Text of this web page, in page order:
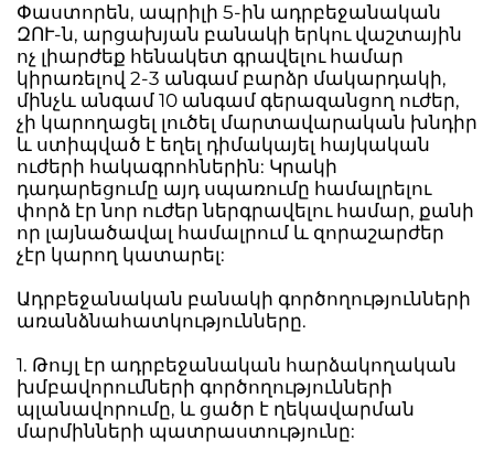
Փաստորեն, ապրիլի 5-ին ադրբեջանական
ԶՈՒ-ն, արցախյան բանակի երկու վաշտային
ոչ լիարժեք հենակետ գրավելու համար
կիրառելով 2-3 անգամ բարձր մակարդակի,
մինչև անգամ 10 անգամ գերազանցող ուժեր,
չի կարողացել լուծել մարտավարական խնդիր
և ստիպված է եղել դիմակայել հայկական
ուժերի հակագրոհներին: Կրակի
դադարեցումը այդ սպառումը համալրելու
փորձ էր նոր ուժեր ներգրավելու համար, քանի
որ լայնածավալ համալրում և զորաշարժեր
չէր կարող կատարել:
Ադրբեջանական բանակի գործողությունների
առանձնահատկությունները.
1. Թույլ էր ադրբեջանական հարձակողական
խմբավորումների գործողությունների
պլանավորումը, և ցածր է ղեկավարման
մարմինների պատրաստությունը: